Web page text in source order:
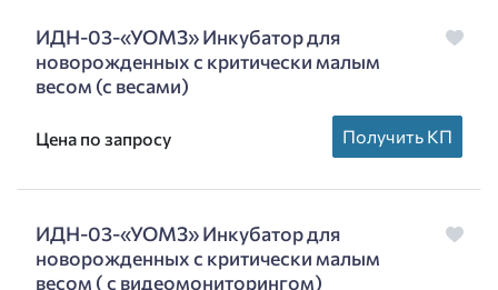
ИДН-03-«УОМЗ» Инкубатор для
новорожденных с критически малым
весом (с весами)
Цена по запросу Получить КП
ИДН-03-«УОМЗ» Инкубатор для
новорожденных с критически малым
весом ( с видеомониторингом)